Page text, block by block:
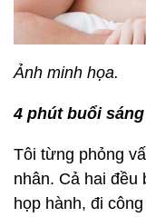
Ảnh minh họa.
4 phút buổi sáng
Tôi từng phỏng
nhân. Cả hai đều
họp hành, đi